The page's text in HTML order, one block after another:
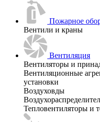
Пожарное
Вентили и краны
Вентиляция
Вентиляторы и
Вентиляционные
установки
Воздуховды
Тепловентиляторы и